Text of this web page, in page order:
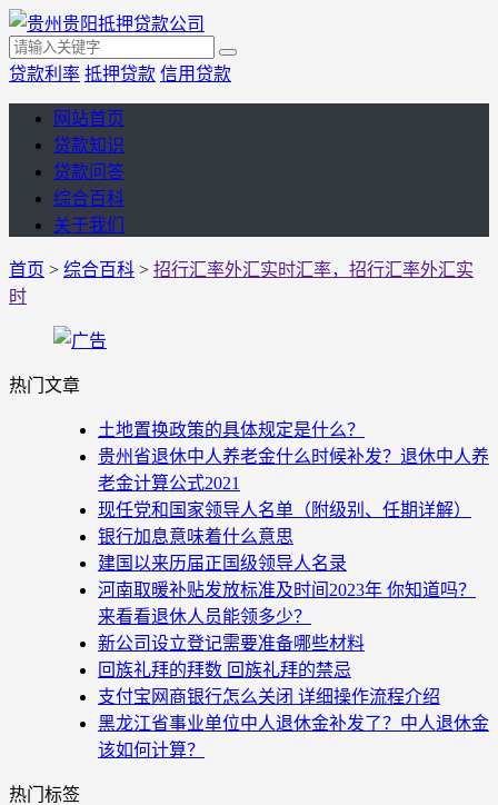
贷款利率 抵押贷款 信用贷款
网站首页
贷款知识
贷款问答
综合百科
关于我们
首页 > 综合百科 > 招行汇率外汇实时汇率，招行汇率外汇实
时
热门文章
土地置换政策的具体规定是什么？
贵州省退休中人养老金什么时候补发？退休中人养
老金计算公式2021
现任党和国家领导人名单（附级别、任期详解）
银行加息意味着什么意思
建国以来历届正国级领导人名录
河南取暖补贴发放标准及时间2023年 你知道吗？
来看看退休人员能领多少？
新公司设立登记需要准备哪些材料
回族礼拜的拜数 回族礼拜的禁忌
支付宝网商银行怎么关闭 详细操作流程介绍
黑龙江省事业单位中人退休金补发了？中人退休金
该如何计算？
热门标签